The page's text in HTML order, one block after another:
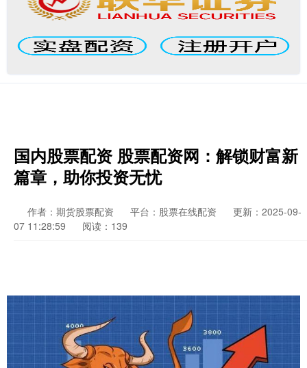
国内股票配资 股票配资网：解锁财富新
篇章，助你投资无忧
作者：期货股票配资 平台：股票在线配资
更新：2025-09-
07 11:28:59
阅读：139